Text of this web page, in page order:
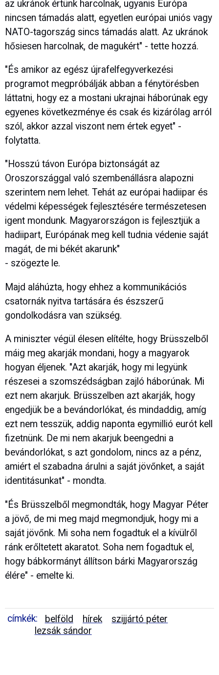
az ukránok értünk harcolnak, ugyanis Európa
nincsen támadás alatt, egyetlen európai uniós vagy
NATO-tagország sincs támadás alatt. Az ukránok
hősiesen harcolnak, de magukért" - tette hozzá.
"És amikor az egész újrafelfegyverkezési
programot megpróbálják abban a fénytörésben
láttatni, hogy ez a mostani ukrajnai háborúnak egy
egyenes következménye és csak és kizárólag arról
szól, akkor azzal viszont nem értek egyet" -
folytatta.
"Hosszú távon Európa biztonságát az
Oroszországgal való szembenállásra alapozni
szerintem nem lehet. Tehát az európai hadiipar és
védelmi képességek fejlesztésére természetesen
igent mondunk. Magyarországon is fejlesztjük a
hadiipart, Európának meg kell tudnia védenie saját
magát, de mi békét akarunk"
- szögezte le.
Majd aláhúzta, hogy ehhez a kommunikációs
csatornák nyitva tartására és észszerű
gondolkodásra van szükség.
A miniszter végül élesen elítélte, hogy Brüsszelből
máig meg akarják mondani, hogy a magyarok
hogyan éljenek. "Azt akarják, hogy mi legyünk
részesei a szomszédságban zajló háborúnak. Mi
ezt nem akarjuk. Brüsszelben azt akarják, hogy
engedjük be a bevándorlókat, és mindaddig, amíg
ezt nem tesszük, addig naponta egymillió eurót kell
fizetnünk. De mi nem akarjuk beengedni a
bevándorlókat, s azt gondolom, nincs az a pénz,
amiért el szabadna árulni a saját jövőnket, a saját
identitásunkat" - mondta.
"És Brüsszelből megmondták, hogy Magyar Péter
a jövő, de mi meg majd megmondjuk, hogy mi a
saját jövőnk. Mi soha nem fogadtuk el a kívülről
ránk erőltetett akaratot. Soha nem fogadtuk el,
hogy bábkormányt állítson bárki Magyarország
élére" - emelte ki.
címkék: belföld hírek
szijjártó péter
lezsák sándor